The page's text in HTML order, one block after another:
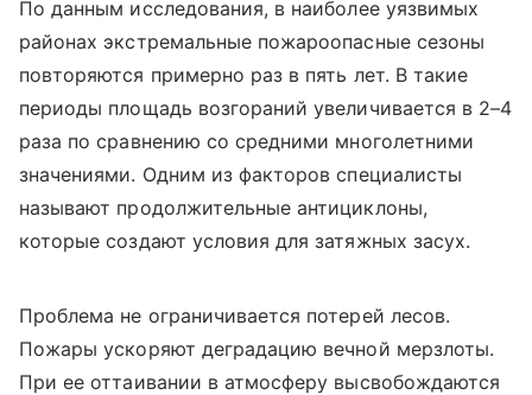
По данным исследования, в наиболее уязвимых
районах экстремальные пожароопасные сезоны
повторяются примерно раз в пять лет. В такие
периоды площадь возгораний увеличивается в 2–4
раза по сравнению со средними многолетними
значениями. Одним из факторов специалисты
называют продолжительные антициклоны,
которые создают условия для затяжных засух.
Проблема не ограничивается потерей лесов.
Пожары ускоряют деградацию вечной мерзлоты.
При ее оттаивании в атмосферу высвобождаются